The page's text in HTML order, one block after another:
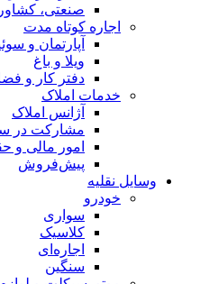
صنعتی،‌
اجاره کوتاه مدت
آپارتمان و
ویلا و باغ
دفتر کار و
خدمات املاک
آژانس املاک
مشارکت در
امور مالی و
پیش‌فروش
وسایل نقلیه
خودرو
سواری
کلاسیک
اجاره‌ای
سنگین